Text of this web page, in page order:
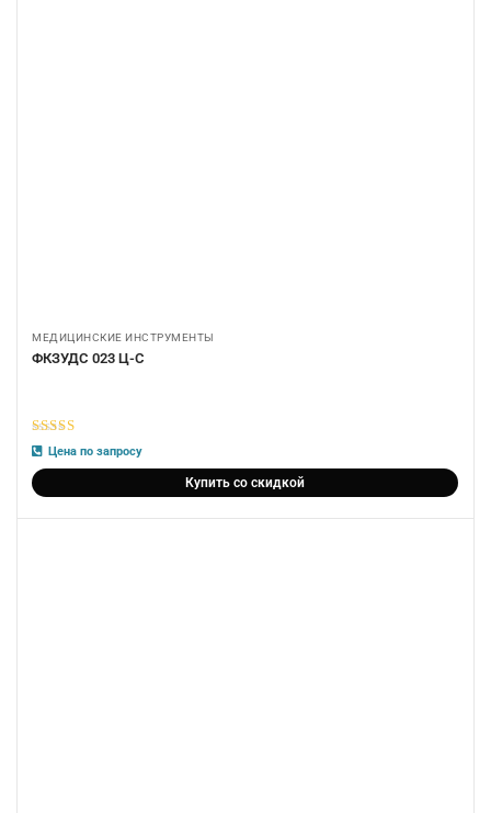
МЕДИЦИНСКИЕ ИНСТРУМЕНТЫ
ФКЗУДС 023 Ц-С
5из 5
Цена по запросу
Купить со скидкой